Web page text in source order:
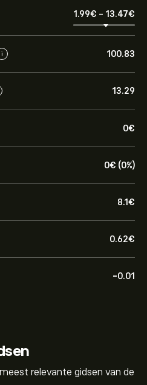
1.99‎€‎ - 13.47‎€‎
i 100.83
13.29
0‎€‎
0‎€‎ (0%)
8.1‎€‎
0.62‎€‎
-0.01
relevante gidsen van de